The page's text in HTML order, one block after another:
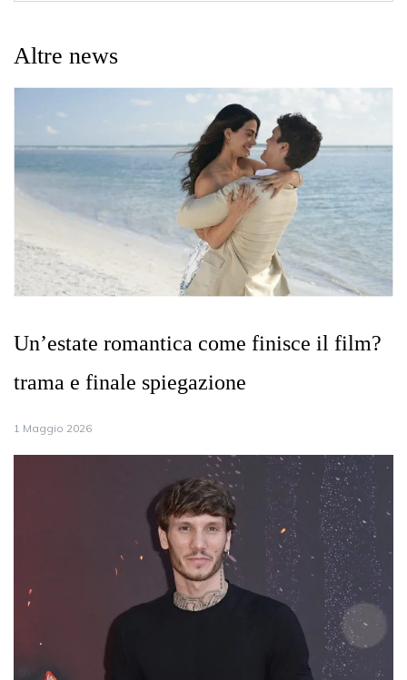
Altre news
Un’estate romantica come finisce il film?
trama e finale spiegazione
1 Maggio 2026